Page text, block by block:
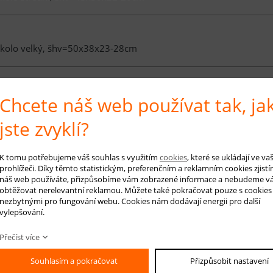
velký, šhv=50x38x23-28cm
info
praktický, ale i krásný doplněk vašeho kola.
rozměry jsou pouze orientační, každý kus se může rozměrově trochu
pouze ilustrační.
produkt
Chcete náš web používat tak,
jste zvyklí?
K tomu potřebujeme váš souhlas s využitím cookies, které se ukládají ve
prohlížeči. Díky těmto statistickým, preferenčním a reklamním cookies
náš web používáte, přizpůsobíme vám zobrazené informace a nebudeme
obtěžovat nerelevantní reklamou. Můžete také pokračovat pouze s cookies
nezbytnými pro fungování webu. Cookies nám dodávají energii pro další
vylepšování.
Přečíst více
Souhlasím a pokračovat Přizpůsobit nastavení